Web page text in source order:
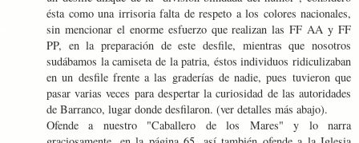
ésta como una irrisoria falta de respeto a los colores nacionales,
sin mencionar el enorme esfuerzo que realizan las FF AA y FF
PP, en la preparación de este desfile, mientras que nosotros
sudábamos la camiseta de la patria, éstos individuos ridiculizaban
en un desfile frente a las graderías de nadie, pues tuvieron que
pasar varias veces para despertar la curiosidad de las autoridades
de Barranco, lugar donde desfilaron. (ver detalles más abajo).
Ofende a nuestro "Caballero de los Mares" y lo narra